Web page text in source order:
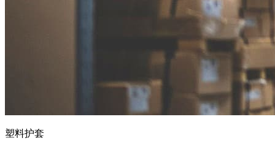
塑料护套